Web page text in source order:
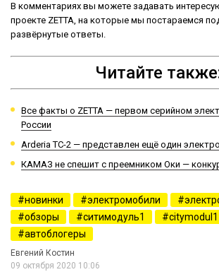
В комментариях вы можете задавать
проекте ZETTA, на которые мы постараемся
развёрнутые ответы.
Читайте
Все факты о ZETTA — первом серийном
России
Arderia TC-2 — представлен ещё один
КАМАЗ не спешит с преемником Оки —
новинки электромобили
обзоры
ситимодуль1
citymodul1
автоблогеры
Евгений Костин
09 октября 2020 10:06